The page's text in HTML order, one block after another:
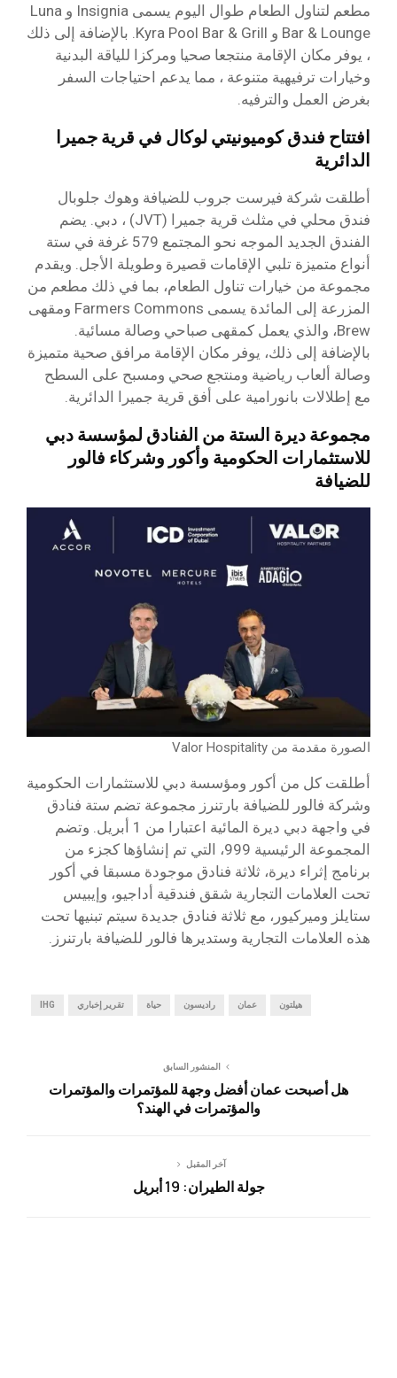
مطعم لتناول الطعام طوال اليوم يسمى Insignia و Luna
Bar & Lounge و Kyra Pool Bar & Grill. بالإضافة إلى ذلك
، يوفر مكان الإقامة منتجعا صحيا ومركزا للياقة البدنية
وخيارات ترفيهية متنوعة ، مما يدعم احتياجات السفر
بغرض العمل والترفيه.
افتتاح فندق كوميونيتي لوكال في قرية جميرا
الدائرية
أطلقت شركة فيرست جروب للضيافة وهوك جلوبال
فندق محلي في مثلث قرية جميرا (JVT) ، دبي. يضم
الفندق الجديد الموجه نحو المجتمع 579 غرفة في ستة
أنواع متميزة تلبي الإقامات قصيرة وطويلة الأجل. ويقدم
مجموعة من خيارات تناول الطعام، بما في ذلك مطعم من
المزرعة إلى المائدة يسمى Farmers Commons ومقهى
Brew، والذي يعمل كمقهى صباحي وصالة مسائية.
بالإضافة إلى ذلك، يوفر مكان الإقامة مرافق صحية متميزة
وصالة ألعاب رياضية ومنتجع صحي ومسبح على السطح
مع إطلالات بانورامية على أفق قرية جميرا الدائرية.
مجموعة ديرة الستة من الفنادق لمؤسسة دبي
للاستثمارات الحكومية وأكور وشركاء فالور
للضيافة
الصورة مقدمة من Valor Hospitality
أطلقت كل من أكور ومؤسسة دبي للاستثمارات الحكومية
وشركة فالور للضيافة بارتنرز مجموعة تضم ستة فنادق
في واجهة دبي ديرة المائية اعتبارا من 1 أبريل. وتضم
المجموعة الرئيسية 999، التي تم إنشاؤها كجزء من
برنامج إثراء ديرة، ثلاثة فنادق موجودة مسبقا في أكور
تحت العلامات التجارية شقق فندقية أداجيو، وإيبيس
ستايلز وميركيور، مع ثلاثة فنادق جديدة سيتم تبنيها تحت
هذه العلامات التجارية وستديرها فالور للضيافة بارتنرز.
IHG تقرير إخباري حياة راديسون عمان هيلتون
المنشور السابق
هل أصبحت عمان أفضل وجهة للمؤتمرات والمؤتمرات
والمؤتمرات في الهند؟
آخر المقبل
جولة الطيران: 19 أبريل